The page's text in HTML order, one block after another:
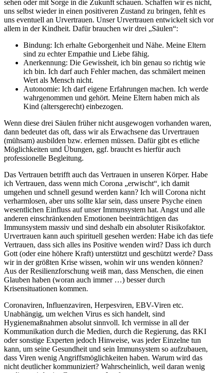
sehen oder mit Sorge in die Zukunft schauen. Schaffen wir es nicht,
uns selbst wieder in einen positiveren Zustand zu bringen, fehlt es
uns eventuell an Urvertrauen. Unser Urvertrauen entwickelt sich vor
allem in der Kindheit. Dafür brauchen wir drei „Säulen“:
Bindung: Ich erhalte Geborgenheit und Nähe. Meine Eltern
sind zu echter Empathie und Liebe fähig.
Anerkennung: Die Gewissheit, ich bin genau so richtig wie
ich bin. Ich darf auch Fehler machen, das schmälert meinen
Wert als Mensch nicht.
Autonomie: Ich darf eigene Erfahrungen machen. Ich werde
wahrgenommen und gehört. Meine Eltern haben mich als
Kind (altersgerecht) einbezogen.
Wenn diese drei Säulen früher nicht ausgewogen vorhanden waren,
dann bedeutet das oft, dass wir als Erwachsene das Urvertrauen
(mühsam) ausbilden bzw. erlernen müssen. Dafür gibt es etliche
Möglichkeiten und Übungen, ggf. braucht es hierfür auch
professionelle Begleitung.
Das Vertrauen betrifft auch das Vertrauen in unseren Körper. Habe
ich Vertrauen, dass wenn mich Corona „erwischt“, ich damit
umgehen und schnell gesund werden kann? Ich will Corona nicht
verharmlosen, aber uns sollte klar sein, dass unsere Psyche einen
wesentlichen Einfluss auf unser Immunsystem hat. Angst und alle
anderen einschränkenden Emotionen beeinträchtigen das
Immunsystem massiv und sind deshalb ein absoluter Risikofaktor.
Urvertrauen kann auch spirituell gesehen werden: Habe ich das tiefe
Vertrauen, dass sich alles ins Positive wenden wird? Dass ich durch
Gott (oder eine höhere Kraft) unterstützt und geschützt werde? Dass
wir in der größten Krise wissen, wohin wir uns wenden können?
Aus der Resilienzforschung weiß man, dass Menschen, die einen
Glauben haben (woran auch immer …) besser durch
Krisensituationen kommen.
Coronaviren, Influenzaviren, Herpesviren, EBV-Viren etc.
Unabhängig, um welchen Virus es sich handelt, sind
Hygienemaßnahmen absolut sinnvoll. Ich vermisse in all der
Kommunikation durch die Medien, durch die Regierung, das RKI
oder sonstige Experten jedoch Hinweise, was jeder Einzelne tun
kann, um seine Gesundheit und sein Immunsystem so aufzubauen,
dass Viren wenig Angriffsmöglichkeiten haben. Warum wird das
nicht deutlicher kommuniziert? Wahrscheinlich, weil daran wenig